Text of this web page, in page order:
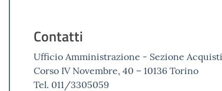
Contatti
Ufficio Amministrazione - Sezione
Corso IV Novembre, 40 – 10136 Torino
Tel. 011/3305059